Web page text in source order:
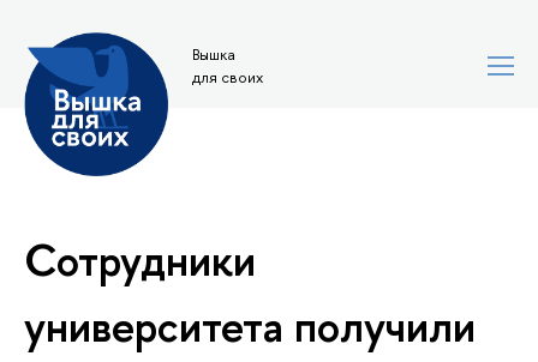
Вышка
для своих
Сотрудники
университета получили